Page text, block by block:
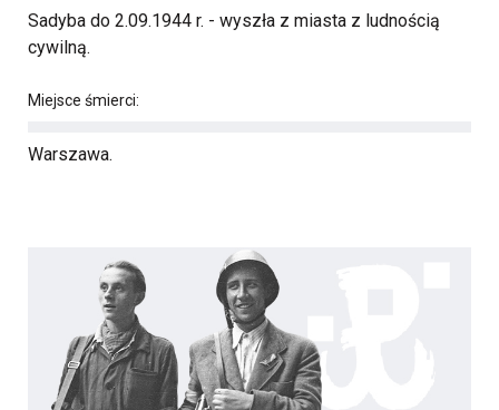
Sadyba do 2.09.1944 r. - wyszła z miasta z ludnością
cywilną.
Miejsce śmierci:
Warszawa.